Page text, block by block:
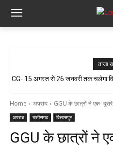
ताजा
आजादी के जश्न की तैयारी, लेकिन यहां
CG- 15 अगस्त से 26 जनवरी तक चलेगा
Home अपराध GGU के छात्रों ने एक-
अपराध छत्तीसगढ़ बिलासपुर
GGU के छात्रों ने